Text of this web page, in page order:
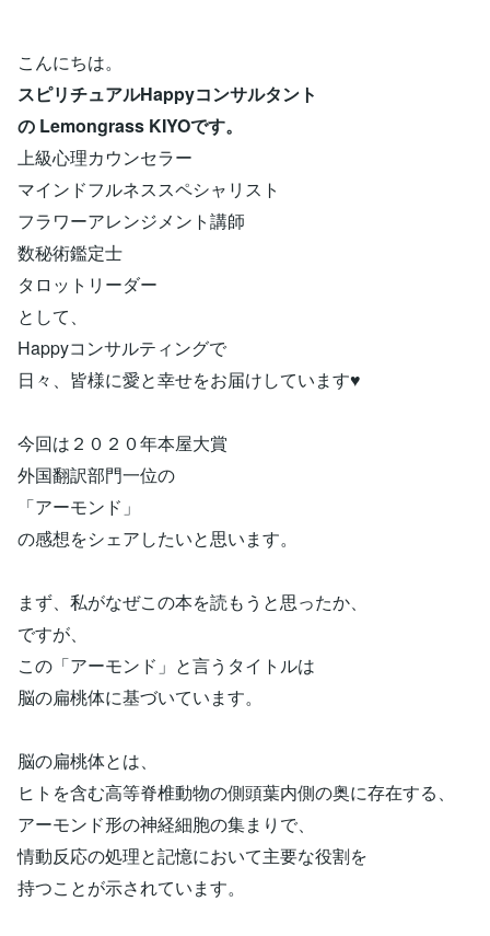
こんにちは。
スピリチュアルHappyコンサルタント
の Lemongrass KIYOです。
上級心理カウンセラー
マインドフルネススペシャリスト
フラワーアレンジメント講師
数秘術鑑定士
タロットリーダー
として、
Happyコンサルティングで
日々、皆様に愛と幸せをお届けしています♥
今回は２０２０年本屋大賞
外国翻訳部門一位の
「アーモンド」
の感想をシェアしたいと思います。
まず、私がなぜこの本を読もうと思ったか、
ですが、
この「アーモンド」と言うタイトルは
脳の扁桃体に基づいています。
脳の扁桃体とは、
ヒトを含む高等脊椎動物の側頭葉内側の奥に存在する、
アーモンド形の神経細胞の集まりで、
情動反応の処理と記憶において主要な役割を
持つことが示されています。